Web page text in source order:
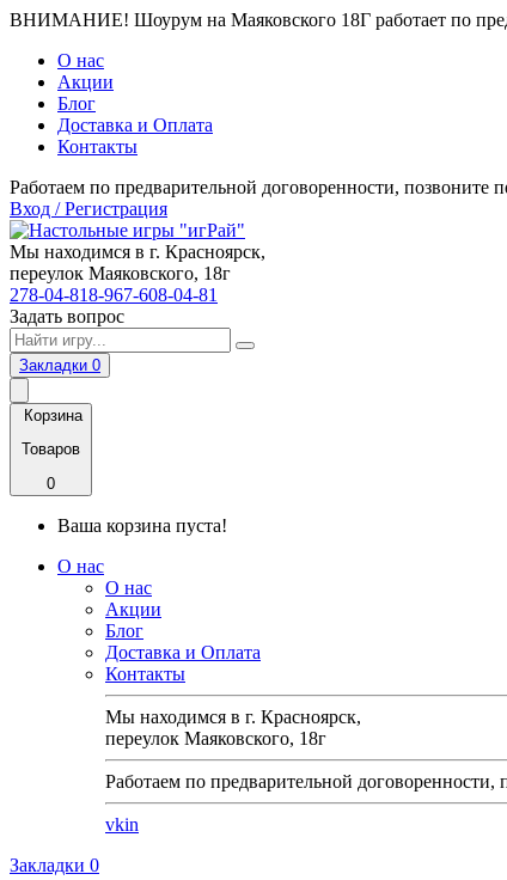
ВНИМАНИЕ! Шоурум на Маяковского 18Г работает по
О нас
Акции
Блог
Доставка и Оплата
Контакты
Работаем по предварительной договоренности, позвоните
Вход / Регистрация
Мы находимся в г. Красноярск,
переулок Маяковского, 18г
278-04-818-967-608-04-81
Задать вопрос
Закладки 0
Корзина
Товаров
0
Ваша корзина пуста!
О нас
О нас
Акции
Блог
Доставка и Оплата
Контакты
Мы находимся в г. Красноярск,
переулок Маяковского, 18г
Работаем по предварительной договоренности,
vkin
Закладки 0